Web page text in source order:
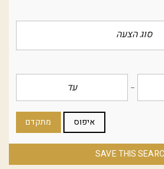
סוג הצעה
איפוס מתקדם
SAVE THIS